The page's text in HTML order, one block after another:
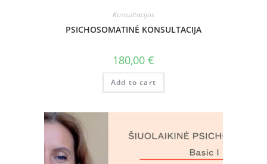
Konsultacijos
PSICHOSOMATINĖ KONSULTACIJA
180,00 €
Add to cart